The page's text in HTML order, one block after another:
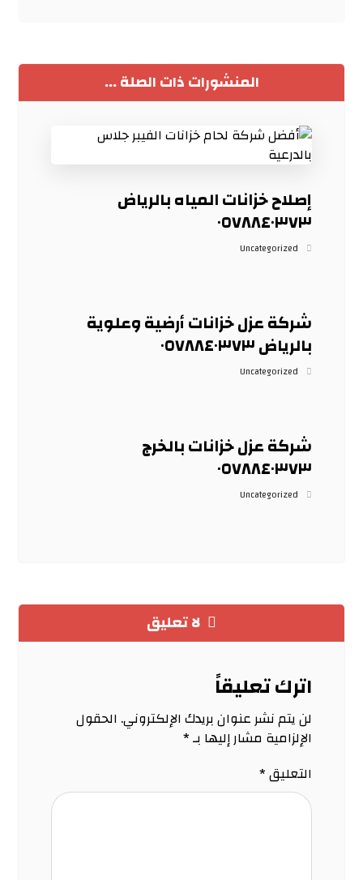
المنشورات ذات الصلة ...
إصلاح خزانات المياه بالرياض
٠٥٧٨٨٤٠٣٧٣
Uncategorized
شركة عزل خزانات أرضية وعلوية
بالرياض ٠٥٧٨٨٤٠٣٧٣
Uncategorized
شركة عزل خزانات بالخرج
٠٥٧٨٨٤٠٣٧٣
Uncategorized
لا تعليق
اترك تعليقاً
لن يتم نشر عنوان بريدك الإلكتروني. الحقول
الإلزامية مشار إليها بـ*
التعليق*